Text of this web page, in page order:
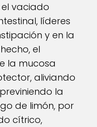
vaciado
líderes
y en la
el
la mucosa
aliviando
la
de limón, por
cítrico,